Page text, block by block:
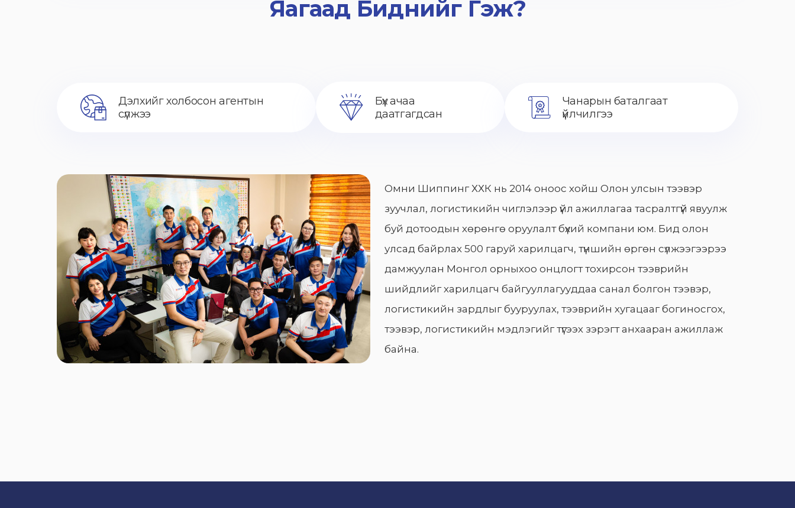
Яагаад Биднийг Гэж?
Дэлхийг холбосон агентын
сүлжээ
Бүх ачаа
даатгагдсан
Чанарын баталгаат
үйлчилгээ
Омни Шиппинг ХХК нь 2014 оноос хойш Олон улсын тээвэр
зуучлал, логистикийн чиглэлээр үйл ажиллагаа тасралтгүй явуулж
буй дотоодын хөрөнгө оруулалт бүхий компани юм. Бид олон
улсад байрлах 500 гаруй харилцагч, түншийн өргөн сүлжээгээрээ
дамжуулан Монгол орныхоо онцлогт тохирсон тээврийн
шийдлийг харилцагч байгууллагууддаа санал болгон тээвэр,
логистикийн зардлыг бууруулах, тээврийн хугацааг богиносгох,
тээвэр, логистикийн мэдлэгийг түгээх зэрэгт анхааран ажиллаж
байна.